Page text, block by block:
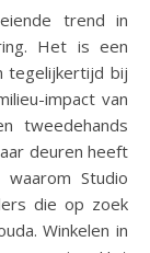
Het is een
tegelijkertijd bij
impact van
tweedehands
deuren heeft
Studio
die op zoek
Winkelen in